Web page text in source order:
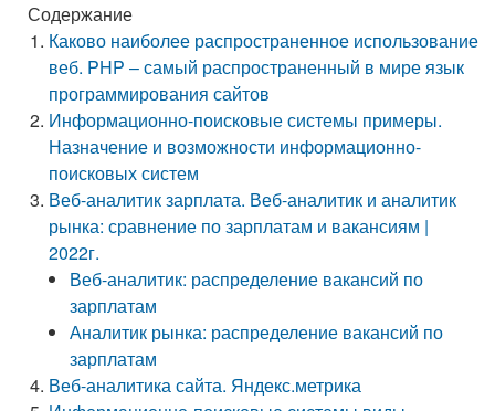
Содержание
Каково наиболее распространенное использование
веб. PHP – самый распространенный в мире язык
программирования сайтов
Информационно-поисковые системы примеры.
Назначение и возможности информационно-
поисковых систем
Веб-аналитик зарплата. Веб-аналитик и аналитик
рынка: сравнение по зарплатам и вакансиям |
2022г.
Веб-аналитик: распределение вакансий по
зарплатам
Аналитик рынка: распределение вакансий по
зарплатам
Веб-аналитика сайта. Яндекс.метрика